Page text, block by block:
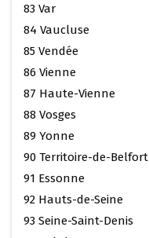
83 Var
84 Vaucluse
85 Vendée
86 Vienne
87 Haute-Vienne
88 Vosges
89 Yonne
90 Territoire-de-Belfort
91 Essonne
92 Hauts-de-Seine
93 Seine-Saint-Denis